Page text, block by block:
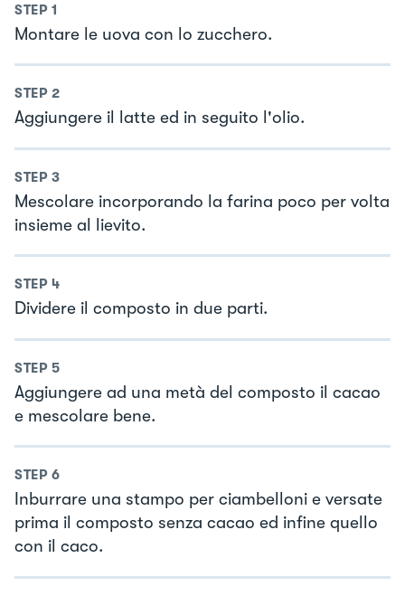
STEP 1
Montare le uova con lo zucchero.
STEP 2
Aggiungere il latte ed in seguito l'olio.
STEP 3
Mescolare incorporando la farina poco per volta
insieme al lievito.
STEP 4
Dividere il composto in due parti.
STEP 5
Aggiungere ad una metà del composto il cacao
e mescolare bene.
STEP 6
Inburrare una stampo per ciambelloni e versate
prima il composto senza cacao ed infine quello
con il caco.